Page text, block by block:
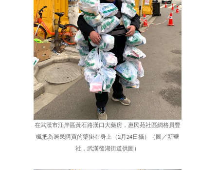
在武漢市江岸區黃石路漢口大藥房，惠民苑社區網格員豐
楓把為居民購買的藥掛在身上（2月24日攝）（圖／新華
社，武漢後湖街道供圖）